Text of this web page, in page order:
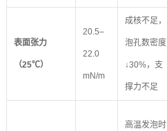
表面张力
（25℃）
20.5–
22.0
mN/m
成核不足，
泡孔数密度
↓30%，支
撑力不足
高温发泡时